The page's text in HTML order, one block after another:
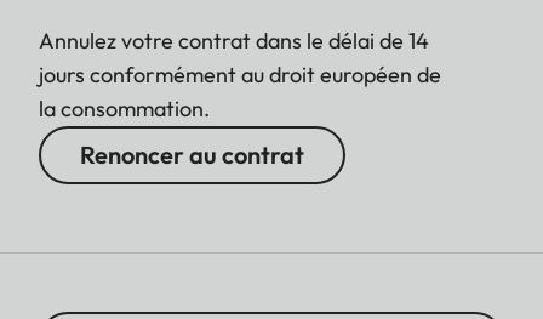
Annulez votre contrat dans le délai de 14
jours conformément au droit européen de
la consommation.
Renoncer au contrat